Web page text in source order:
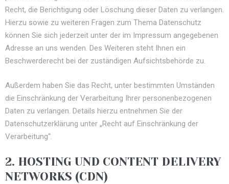
Recht, die Berichtigung oder Löschung dieser Daten zu verlangen.
Hierzu sowie zu weiteren Fragen zum Thema Datenschutz
können Sie sich jederzeit unter der im Impressum angegebenen
Adresse an uns wenden. Des Weiteren steht Ihnen ein
Beschwerderecht bei der zuständigen Aufsichtsbehörde zu.
Außerdem haben Sie das Recht, unter bestimmten Umständen
die Einschränkung der Verarbeitung Ihrer personenbezogenen
Daten zu verlangen. Details hierzu entnehmen Sie der
Datenschutzerklärung unter „Recht auf Einschränkung der
Verarbeitung“.
2. HOSTING UND CONTENT DELIVERY
NETWORKS (CDN)